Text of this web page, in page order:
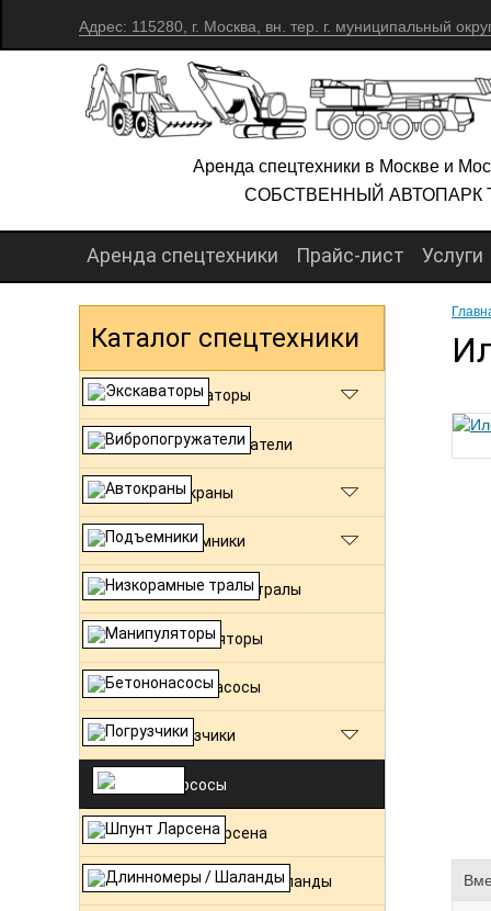
Адрес: 115280, г. Москва, вн. тер. г. муниципальный
Аренда спецтехники в Москве и
СОБСТВЕННЫЙ АВТОПАРК
Аренда спецтехники Прайс-лист Услуги
Каталог спецтехники
Экскаваторы
Вибропогружатели
Автокраны
Подъемники
Низкорамные тралы
Манипуляторы
Бетононасосы
Погрузчики
Илососы
Шпунт Ларсена
Длинномеры / Шаланды